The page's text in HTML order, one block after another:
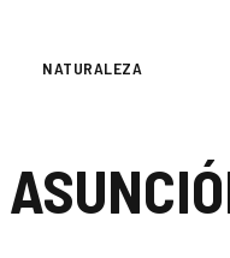
NATURALEZA